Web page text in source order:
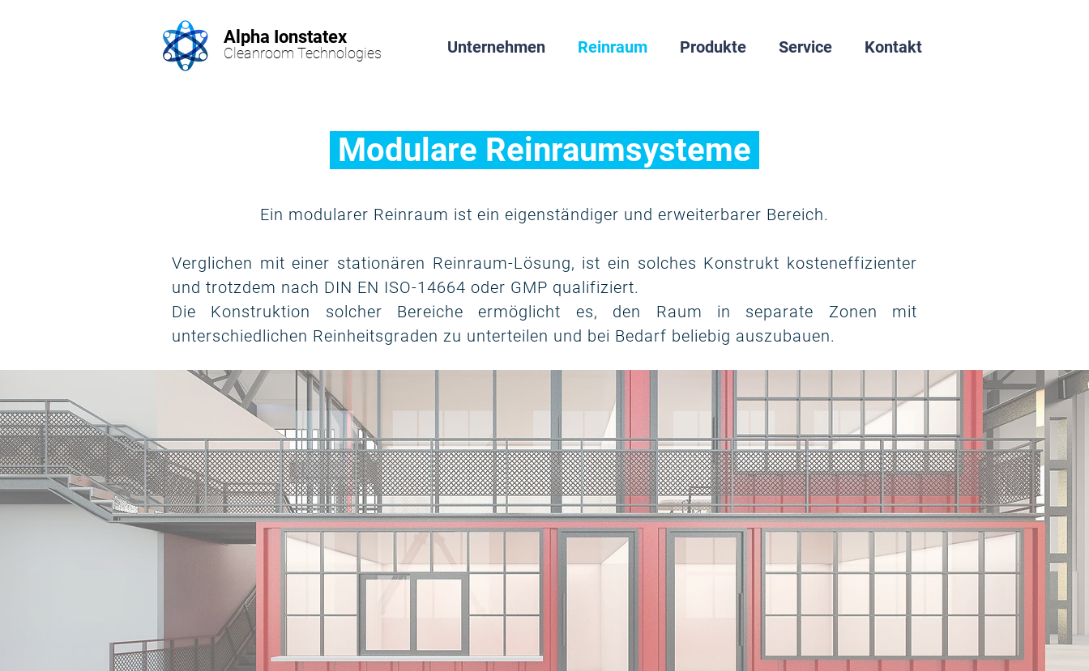
Alpha Ionstatex
Cleanroom Technologies Unternehmen Reinraum Produkte Service Kontakt
Modulare Reinraumsysteme
Ein modularer Reinraum ist ein eigenständiger und erweiterbarer Bereich.
Verglichen mit einer stationären Reinraum-Lösung, ist ein solches Konstrukt kosteneffizienter
und trotzdem nach DIN EN ISO-14664 oder GMP qualifiziert.
Die Konstruktion solcher Bereiche ermöglicht es, den Raum in separate Zonen mit
unterschiedlichen Reinheitsgraden zu unterteilen und bei Bedarf beliebig auszubauen.